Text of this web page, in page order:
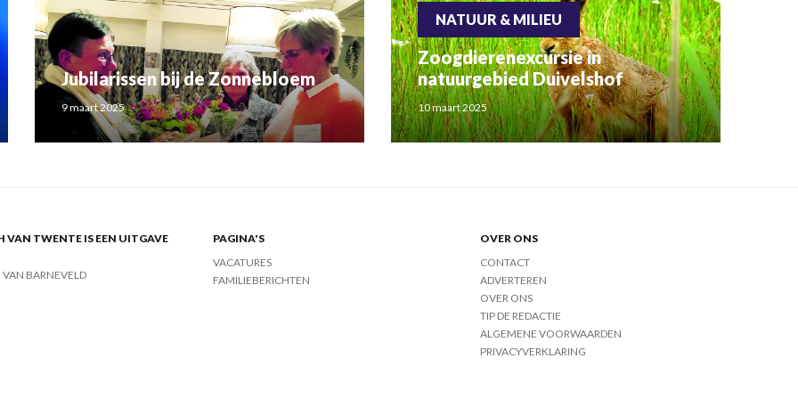
Jubilarissen bij de Zonnebloem
9 maart 2025
NATUUR & MILIEU
Zoogdierenexcursie in
natuurgebied Duivelshof
10 maart 2025
VAN TWENTE IS EEN UITGAVE
VAN BARNEVELD
PAGINA'S
VACATURES
FAMILIEBERICHTEN
OVER ONS
CONTACT
ADVERTEREN
OVER ONS
TIP DE REDACTIE
ALGEMENE VOORWAARDEN
PRIVACYVERKLARING